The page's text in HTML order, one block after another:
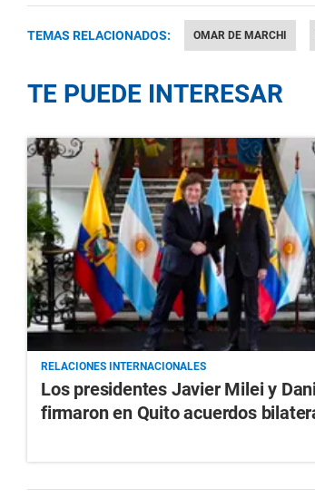
TEMAS RELACIONADOS: OMAR DE MARCHI
TE PUEDE INTERESAR
RELACIONES INTERNACIONALES
Los presidentes Javier Milei y
firmaron en Quito acuerdos